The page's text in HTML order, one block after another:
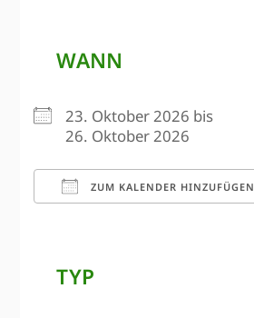
WANN
23. Oktober 2026 bis
26. Oktober 2026
ZUM KALENDER HINZUFÜGEN
TYP